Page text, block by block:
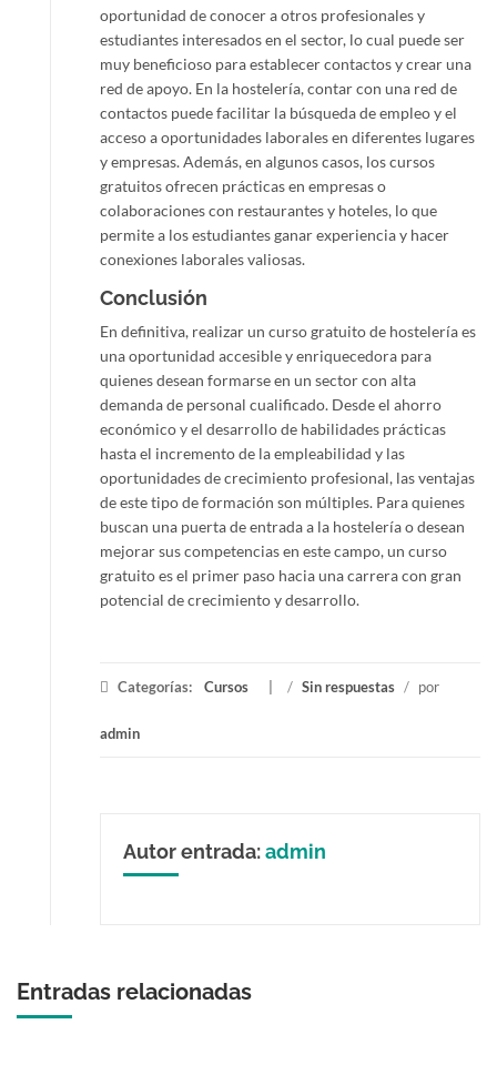
oportunidad de conocer a otros profesionales y
estudiantes interesados en el sector, lo cual puede ser
muy beneficioso para establecer contactos y crear una
red de apoyo. En la hostelería, contar con una red de
contactos puede facilitar la búsqueda de empleo y el
acceso a oportunidades laborales en diferentes lugares
y empresas. Además, en algunos casos, los cursos
gratuitos ofrecen prácticas en empresas o
colaboraciones con restaurantes y hoteles, lo que
permite a los estudiantes ganar experiencia y hacer
conexiones laborales valiosas.
Conclusión
En definitiva, realizar un curso gratuito de hostelería es
una oportunidad accesible y enriquecedora para
quienes desean formarse en un sector con alta
demanda de personal cualificado. Desde el ahorro
económico y el desarrollo de habilidades prácticas
hasta el incremento de la empleabilidad y las
oportunidades de crecimiento profesional, las ventajas
de este tipo de formación son múltiples. Para quienes
buscan una puerta de entrada a la hostelería o desean
mejorar sus competencias en este campo, un curso
gratuito es el primer paso hacia una carrera con gran
potencial de crecimiento y desarrollo.
Categorías: Cursos / Sin respuestas / por
admin
Autor entrada:admin
Entradas relacionadas